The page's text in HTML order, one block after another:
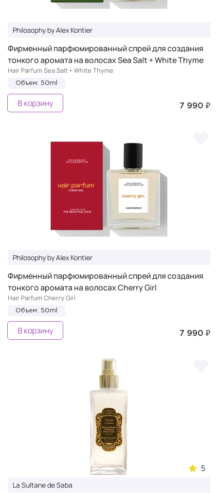
Philosophy by Alex Kontier
Фирменный парфюмированный спрей для создания
тонкого аромата на волосах Sea Salt + White Thyme
Hair Parfum Sea Salt + White Thyme
Объем: 50ml
7 990 ₽
В корзину
Philosophy by Alex Kontier
Фирменный парфюмированный спрей для создания
тонкого аромата на волосах Cherry Girl
Hair Parfum Cherry Girl
Объем: 50ml
7 990 ₽
В корзину
5
La Sultane de Saba